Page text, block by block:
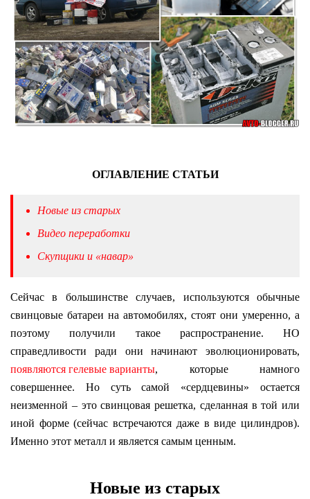
ОГЛАВЛЕНИЕ СТАТЬИ
Новые из старых
Видео переработки
Скупщики и «навар»
Сейчас в большинстве случаев, используются обычные
свинцовые батареи на автомобилях, стоят они умеренно, а
поэтому получили такое распространение. НО
справедливости ради они начинают эволюционировать,
появляются гелевые варианты, которые намного
совершеннее. Но суть самой «сердцевины» остается
неизменной – это свинцовая решетка, сделанная в той или
иной форме (сейчас встречаются даже в виде цилиндров).
Именно этот металл и является самым ценным.
Новые из старых